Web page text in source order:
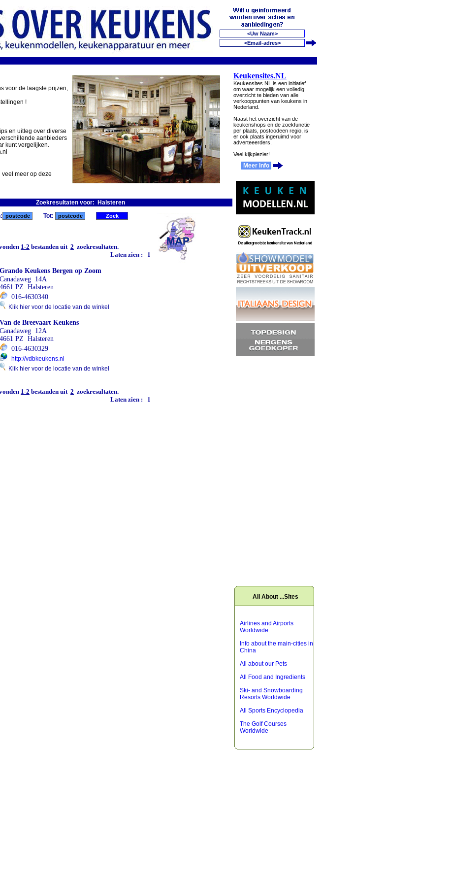
voor de laagste prijzen,
!
en uitleg over diverse
aanbieders
kunt vergelijken.
meer op deze
Zoekresultaten voor: Halsteren
Tot:
1-2 bestanden uit 2 zoekresultaten.
Laten zien :
1
Grando Keukens Bergen op Zoom
Canadaweg 14A
4661 PZ Halsteren
016-4630340
Klik hier voor de locatie van de winkel
Van de Breevaart Keukens
Canadaweg 12A
4661 PZ Halsteren
016-4630329
http://vdbkeukens.nl
Klik hier voor de locatie van de winkel
1-2 bestanden uit 2 zoekresultaten.
Laten zien :
1
Keukensites.NL
Keukensites.NL is een initiatief
om waar mogelijk een volledig
overzicht te bieden van alle
verkooppunten van keukens in
Nederland.
Naast het overzicht van de
keukenshops en de zoekfunctie
per plaats, postcodeen regio, is
er ook plaats ingeruimd voor
adverteeerders.
Veel kijkplezier!
Meer Info
All About ...Sites
Airlines and Airports
Worldwide
Info about the main-cities in
China
All about our Pets
All Food and Ingredients
Ski- and Snowboarding
Resorts Worldwide
All Sports Encyclopedia
The Golf Courses
Worldwide